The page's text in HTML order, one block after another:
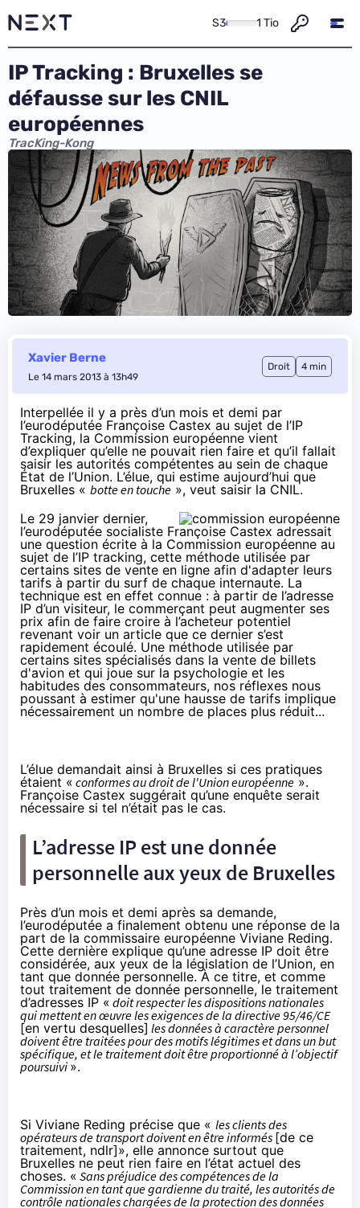
S3 1 Tio
IP Tracking : Bruxelles se
défausse sur les CNIL
européennes
TracKing-Kong
Xavier Berne
Le 14 mars 2013 à 13h49
Droit 4 min
Interpellée il y a près d’un mois et demi par
l’eurodéputée Françoise Castex au sujet de l’IP
Tracking, la Commission européenne vient
d’expliquer qu’elle ne pouvait rien faire et qu’il fallait
saisir les autorités compétentes au sein de chaque
État de l’Union. L’élue, qui estime aujourd’hui que
Bruxelles « botte en touche », veut saisir la CNIL.
Le 29 janvier dernier,
l’eurodéputée socialiste Françoise Castex adressait
une question écrite à la Commission européenne au
sujet de l’IP tracking, cette méthode utilisée par
certains sites de vente en ligne afin d'adapter leurs
tarifs à partir du surf de chaque internaute. La
technique est en effet connue : à partir de l’adresse
IP d’un visiteur, le commerçant peut augmenter ses
prix afin de faire croire à l’acheteur potentiel
revenant voir un article que ce dernier s’est
rapidement écoulé. Une méthode utilisée par
certains sites spécialisés dans la vente de billets
d'avion et qui joue sur la psychologie et les
habitudes des consommateurs, nos réflexes nous
poussant à estimer qu'une hausse de tarifs implique
nécessairement un nombre de places plus réduit...
L’élue demandait ainsi à Bruxelles si ces pratiques
étaient « conformes au droit de l'Union européenne ».
Françoise Castex suggérait qu’une enquête serait
nécessaire si tel n’était pas le cas.
L’adresse IP est une donnée
personnelle aux yeux de Bruxelles
Près d’un mois et demi après sa demande,
l’eurodéputée a finalement obtenu une réponse de la
part de la commissaire européenne Viviane Reding.
Cette dernière explique qu’une adresse IP doit être
considérée, aux yeux de la législation de l’Union, en
tant que donnée personnelle. À ce titre, et comme
tout traitement de donnée personnelle, le traitement
d’adresses IP « doit respecter les dispositions nationales
qui mettent en œuvre les exigences de la directive 95/46/CE
[en vertu desquelles] les données à caractère personnel
doivent être traitées pour des motifs légitimes et dans un but
spécifique, et le traitement doit être proportionné à l’objectif
poursuivi ».
Si Viviane Reding précise que « les clients des
opérateurs de transport doivent en être informés [de ce
traitement, ndlr]», elle annonce surtout que
Bruxelles ne peut rien faire en l’état actuel des
choses. « Sans préjudice des compétences de la
Commission en tant que gardienne du traité, les autorités de
contrôle nationales chargées de la protection des données